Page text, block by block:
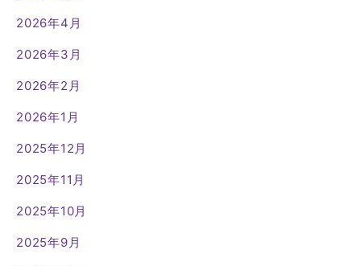
2026年4月
2026年3月
2026年2月
2026年1月
2025年12月
2025年11月
2025年10月
2025年9月